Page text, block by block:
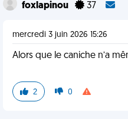
foxlapinou 37
mercredi 3 juin 2026 15:26
Alors que le caniche n’a
2 0